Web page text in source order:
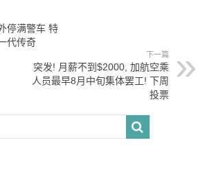
停满警车 特
代传奇
下一篇
突发! 月薪不到$2000, 加航空乘
人员最早8月中旬集体罢工! 下周
投票